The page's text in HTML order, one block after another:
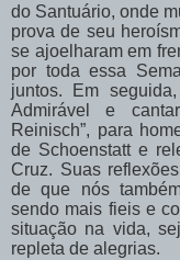
do Santuário, onde
prova de seu
se ajoelharam em
por toda essa
juntos. Em
Admirável e
Reinisch”, para
de Schoenstatt e
Cruz. Suas
de que nós
sendo mais fieis e
situação na vida,
repleta de alegrias.